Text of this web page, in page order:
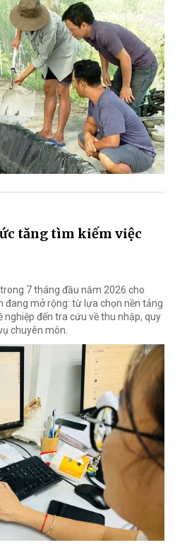
tăng tìm kiếm việc
7 tháng đầu năm 2026 cho
đang mở rộng: từ lựa chọn nền tảng
nghiệp đến tra cứu về thu nhập, quy
chuyên môn.